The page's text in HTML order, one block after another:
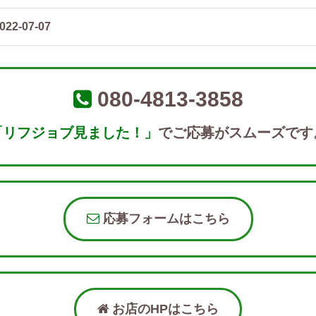
07-07
080-4813-3858
リフジョブ見ました！」 でご応募がスムーズです
応募フォームはこちら
お店のHPはこちら